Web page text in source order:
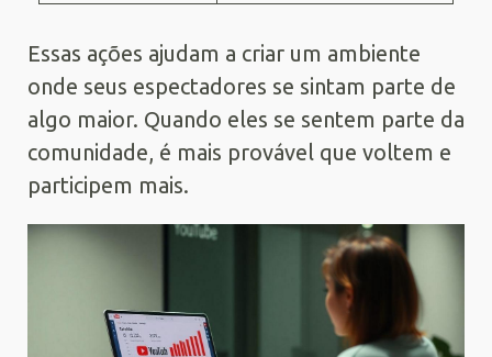
Essas ações ajudam a criar um ambiente
onde seus espectadores se sintam parte de
algo maior. Quando eles se sentem parte da
comunidade, é mais provável que voltem e
participem mais.